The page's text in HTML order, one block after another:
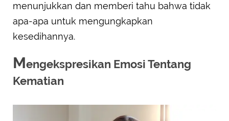
menunjukkan dan memberi tahu bahwa tidak
apa-apa untuk mengungkapkan
kesedihannya.
Mengekspresikan Emosi Tentang
Kematian